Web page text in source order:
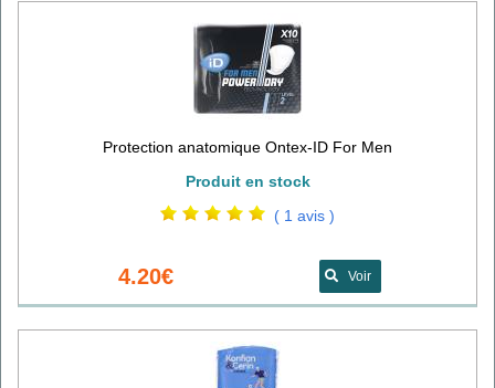
Protection anatomique Ontex-ID For Men
Produit en stock
( 1 avis )
4.20€ Voir